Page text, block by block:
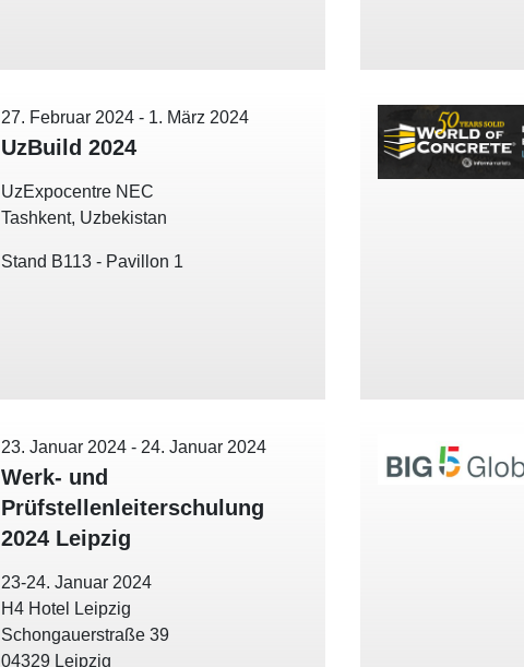
27. Februar 2024 - 1. März 2024
UzBuild 2024
UzExpocentre NEC
Tashkent, Uzbekistan
Stand B113 - Pavillon 1
23. Januar 2024 - 24. Januar 2024
Werk- und
Prüfstellenleiterschulung
2024 Leipzig
23-24. Januar 2024
H4 Hotel Leipzig
Schongauerstraße 39
04329 Leipzig